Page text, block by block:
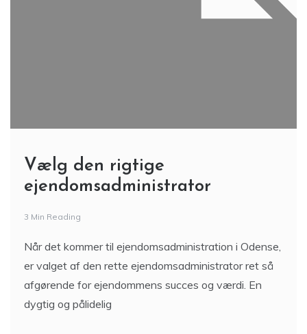
Vælg den rigtige
ejendomsadministrator
3 Min Reading
Når det kommer til ejendomsadministration i Odense,
er valget af den rette ejendomsadministrator ret så
afgørende for ejendommens succes og værdi. En
dygtig og pålidelig